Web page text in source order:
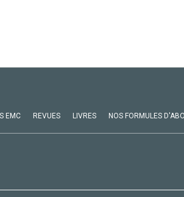
EMC REVUES LIVRES NOS FORMULES